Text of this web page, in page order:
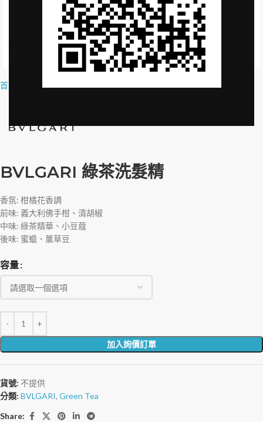
Click to enlarge
首頁
BVLGARI 綠茶洗髮精
香氛: 柑橘花香調
前味: 義大利佛手柑、清胡椒
中味: 綠茶精華、小豆蔻
後味: 蜜蠟、薰草豆
容量
加入詢價訂單
貨號: 不提供
分類: BVLGARI, Green Tea
Share: